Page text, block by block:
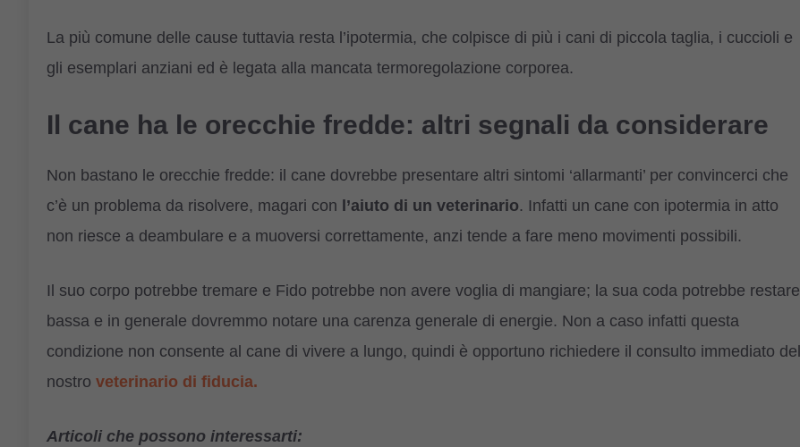
La più comune delle cause tuttavia resta l’ipotermia, che colpisce di più i cani di piccola taglia, i cuccioli e
gli esemplari anziani ed è legata alla mancata termoregolazione corporea.
Il cane ha le orecchie fredde: altri segnali da considerare
Non bastano le orecchie fredde: il cane dovrebbe presentare altri sintomi ‘allarmanti’ per convincerci che
c’è un problema da risolvere, magari con l’aiuto di un veterinario. Infatti un cane con ipotermia in atto
non riesce a deambulare e a muoversi correttamente, anzi tende a fare meno movimenti possibili.
Il suo corpo potrebbe tremare e Fido potrebbe non avere voglia di mangiare; la sua coda potrebbe restare
bassa e in generale dovremmo notare una carenza generale di energie. Non a caso infatti questa
condizione non consente al cane di vivere a lungo, quindi è opportuno richiedere il consulto immediato del
nostro veterinario di fiducia.
Articoli che possono interessarti: